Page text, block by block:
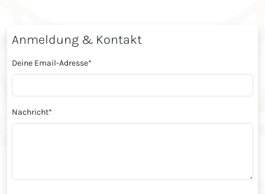
Anmeldung & Kontakt
Deine Email-Adresse*
Nachricht*